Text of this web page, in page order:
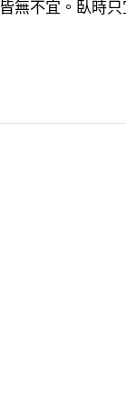
無不宜。臥時